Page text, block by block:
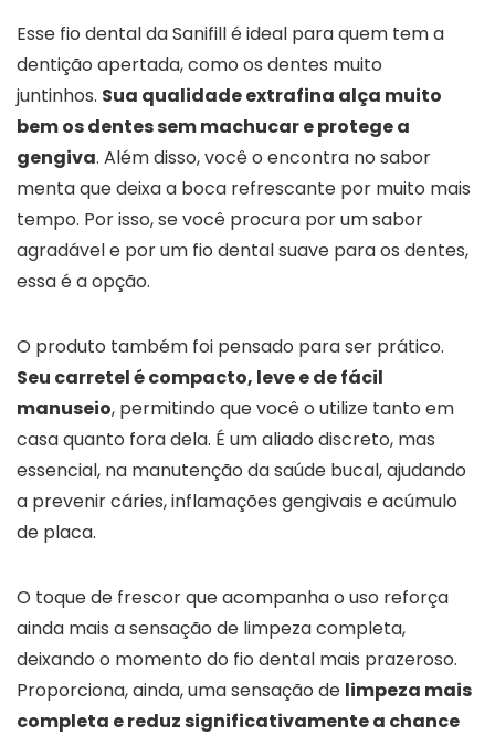
Esse fio dental da Sanifill é ideal para quem tem a
dentição apertada, como os dentes muito
juntinhos. Sua qualidade extrafina alça muito
bem os dentes sem machucar e protege a
gengiva. Além disso, você o encontra no sabor
menta que deixa a boca refrescante por muito mais
tempo. Por isso, se você procura por um sabor
agradável e por um fio dental suave para os dentes,
essa é a opção.
O produto também foi pensado para ser prático.
Seu carretel é compacto, leve e de fácil
manuseio, permitindo que você o utilize tanto em
casa quanto fora dela. É um aliado discreto, mas
essencial, na manutenção da saúde bucal, ajudando
a prevenir cáries, inflamações gengivais e acúmulo
de placa.
O toque de frescor que acompanha o uso reforça
ainda mais a sensação de limpeza completa,
deixando o momento do fio dental mais prazeroso.
Proporciona, ainda, uma sensação de limpeza mais
completa e reduz significativamente a chance